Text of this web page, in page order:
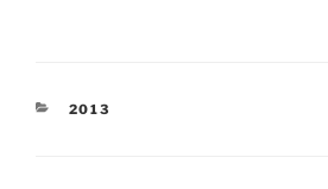
KATEGORIEN
2013